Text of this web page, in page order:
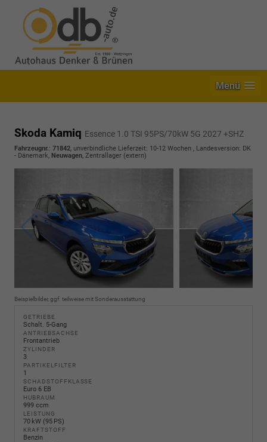
Menü
Skoda Kamiq Essence 1.0 TSI 95PS/70kW 5G 2027 +SHZ
Fahrzeugnr.: 71842, unverbindliche Lieferzeit: 10-12 Wochen , Landesversion: DK
- Dänemark, Neuwagen, Zentrallager (extern)
Beispielbilder, ggf. teilweise mit Sonderausstattung
GETRIEBE
Schalt. 5-Gang
ANTRIEBSACHSE
Frontantrieb
ZYLINDER
3
PARTIKELFILTER
1
SCHADSTOFFKLASSE
Euro 6 EB
HUBRAUM
999 ccm
LEISTUNG
70 kW (95 PS)
KRAFTSTOFF
Benzin